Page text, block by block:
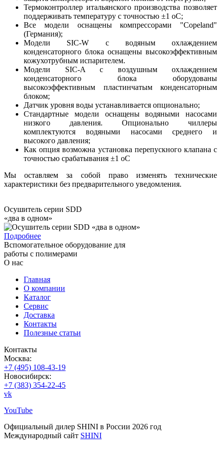
Термоконтроллер итальянского производства позволяет
поддерживать температуру с точностью ±1 оС;
Все модели оснащены компрессорами "Copeland"
(Германия);
Модели SIC-W с водяным охлаждением
конденсаторного блока оснащены высокоэффективным
кожухотрубным испарителем.
Модели SIC-A с воздушным охлаждением
конденсаторного блока оборудованы
высокоэффективным пластинчатым конденсаторным
блоком;
Датчик уровня воды устанавливается опционально;
Стандартные модели оснащены водяными насосами
низкого давления. Опционально чиллеры
комплектуются водяными насосами среднего и
высокого давления;
Как опция возможна установка перепускного клапана с
точностью срабатывания ±1 оС
Мы оставляем за собой право изменять технические
характеристики без предварительного уведомления.
Осушитель серии SDD
«два в одном»
Подробнее
Вспомогательное оборудование для
работы с полимерами
О нас
Главная
О компании
Каталог
Сервис
Доставка
Контакты
Полезные статьи
Контакты
Москва:
+7 (495) 108-43-19
Новосибирск:
+7 (383) 354-22-45
vk
YouTube
Официальный дилер SHINI в России 2026 год
Международный сайт SHINI